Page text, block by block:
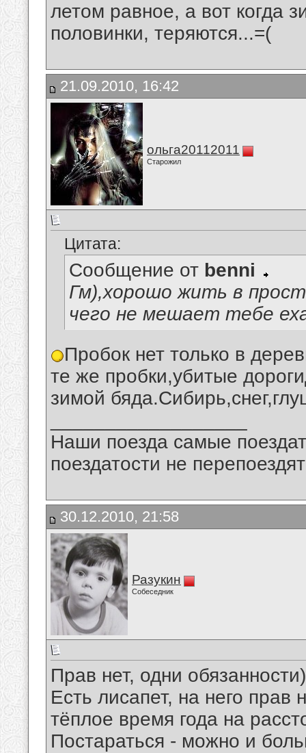
летом равное, а вот когда
половинки, теряются...=(
21.09.2010, 16:42
ольга20112011
Старожил
Цитата:
Сообщение от benni
Гм),хорошо жить в
чего не мешает тебе
Пробок нет только в
те же пробки,убитые
зимой
Наши поезда самые
поездатости не
30.12.2010, 21:58
Разукин
Собеседник
Прав нет, одни
Есть лисапет, на него
тёплое время года на
Постараться - можно и